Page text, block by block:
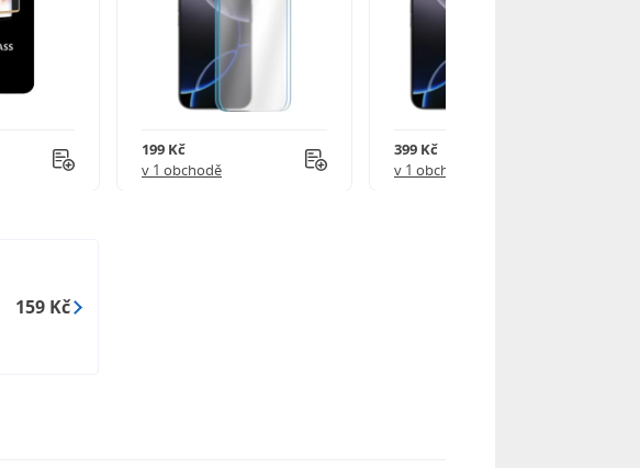
199 Kč
v 1 obchodě
399 Kč
v 1 obchodě
159 Kč